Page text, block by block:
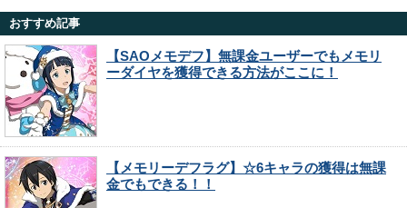
おすすめ記事
【SAOメモデフ】無課金ユーザーでもメモリ
ーダイヤを獲得できる方法がここに！
【メモリーデフラグ】☆6キャラの獲得は無課
金でもできる！！